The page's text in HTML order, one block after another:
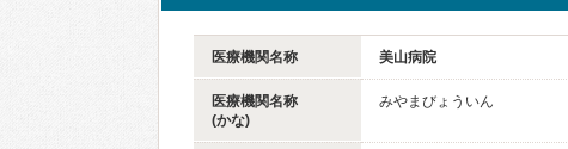
医療機関名称 美山病院
医療機関名称
(かな)
みやまびょういん